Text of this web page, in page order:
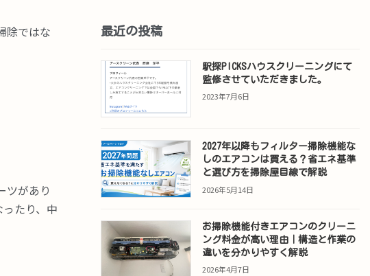
除ではな
ツがあり
たり、中
最近の投稿
駅探PICKSハウスクリーニングにて
監修させていただきました。
2023年7月6日
2027年以降もフィルター掃除機能な
しのエアコンは買える？省エネ基準
と選び方を掃除屋目線で解説
2026年5月14日
お掃除機能付きエアコンのクリーニ
ング料金が高い理由｜構造と作業の
違いを分かりやすく解説
2026年4月7日